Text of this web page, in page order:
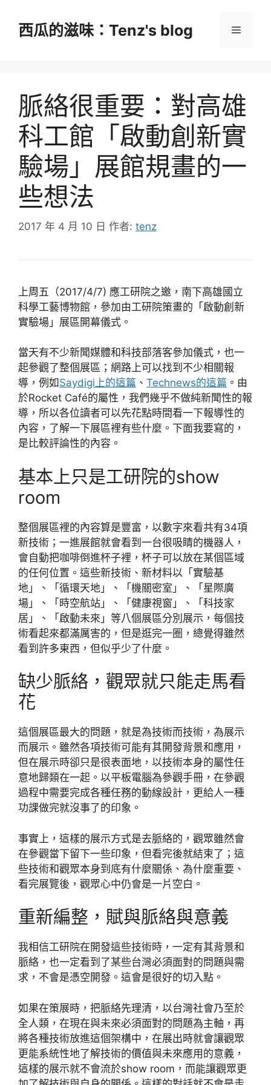
西瓜的滋味：Tenz's blog 選
脈絡很重要：對高雄
科工館「啟動創新實
驗場」展館規畫的一
些想法
2017 年 4 月 10 日 作者: tenz
上周五（2017/4/7) 應工研院之邀，南下高雄國立
科學工藝博物館，參加由工研院策畫的「啟動創新
實驗場」展區開幕儀式。
當天有不少新聞媒體和科技部落客參加儀式，也一
起參觀了整個展區；網路上可以找到不少相關報
導，例如 Saydigi上的這篇 、 Technews的這篇 。由
於Rocket Café的屬性，我們幾乎不做純新聞性的報
導，所以各位讀者可以先花點時間看一下報導性的
內容，了解一下展區裡有些什麼。下面我要寫的，
是比較評論性的內容。
基本上只是工研院的show
room
整個展區裡的內容算是豐富，以數字來看共有34項
新技術；一進展館就會看到一台很吸睛的機器人，
會自動把咖啡倒進杯子裡，杯子可以放在某個區域
的任何位置。這些新技術、新材料以「實驗基
地」、「循環天地」、「機關密室」、「星際廣
場」、「時空航站」、「健康視窗」、「科技家
居」、「啟動未來」等八個展區分別展示，每個技
術看起來都滿厲害的，但是逛完一圈，總覺得雖然
看到許多東西，但似乎少了什麼。
缺少脈絡，觀眾就只能走馬看
花
這個展區最大的問題，就是為技術而技術，為展示
而展示。雖然各項技術可能有其開發背景和應用，
但在展示時卻只是很表面地，以技術本身的屬性任
意地歸類在一起。以平板電腦為參觀手冊，在參觀
過程中需要完成各種任務的動線設計，更給人一種
功課做完就沒事了的印象。
事實上，這樣的展示方式是去脈絡的，觀眾雖然會
在參觀當下留下一些印象，但看完後就結束了；這
些技術和觀眾本身到底有什麼關係、為什麼重要、
看完展覽後，觀眾心中仍會是一片空白。
重新編整，賦與脈絡與意義
我相信工研院在開發這些技術時，一定有其背景和
脈絡，也一定看到了某些台灣必須面對的問題與需
求，不會是憑空開發。這會是很好的切入點。
如果在策展時，把脈絡先理清，以台灣社會乃至於
全人類，在現在與未來必須面對的問題為主軸，再
將各種技術放進這個架構中，在展出時就會讓觀眾
更能系統性地了解技術的價值與未來應用的意義，
這樣的展示就不會流於show room，而能讓觀眾更